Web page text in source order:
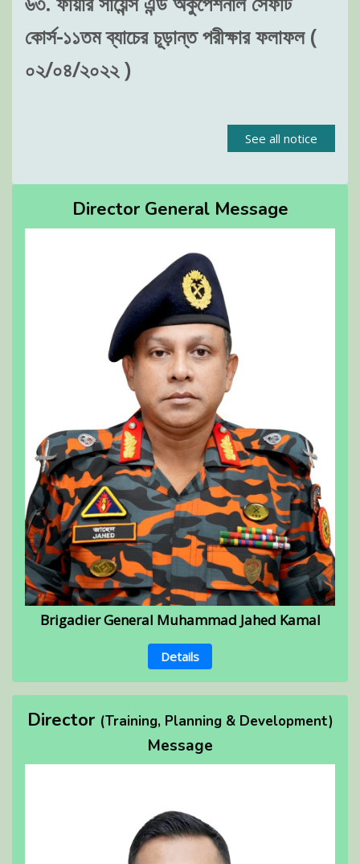
কোর্স-১১তম ব্যাচের চূড়ান্ত পরীক্ষার ফলাফল (
০২/০৪/২০২২ )
See all notice
Director General Message
Brigadier General Muhammad Jahed Kamal
Details
Director (Training, Planning & Development)
Message